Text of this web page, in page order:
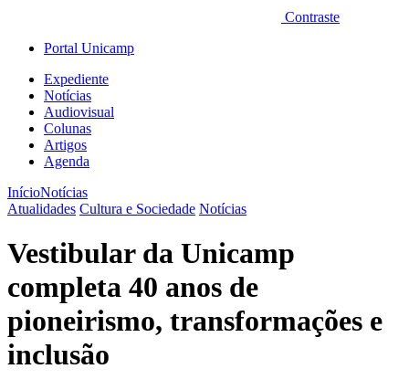
Contraste
Portal Unicamp
Expediente
Notícias
Audiovisual
Colunas
Artigos
Agenda
InícioNotícias
Atualidades Cultura e Sociedade Notícias
Vestibular da Unicamp
completa 40 anos de
pioneirismo, transformações e
inclusão